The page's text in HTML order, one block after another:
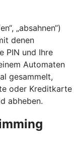
„absahnen“)
denen
PIN und Ihre
Automaten
gesammelt,
oder Kreditkarte
abheben.